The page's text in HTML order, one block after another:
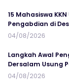
15 Mahasiswa
Pengabdian di
04/08/2026
Langkah Awal
Dersalam Usung
04/08/2026